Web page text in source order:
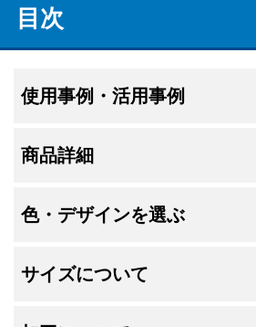
目次
使用事例・活用事例
商品詳細
色・デザインを選ぶ
サイズについて